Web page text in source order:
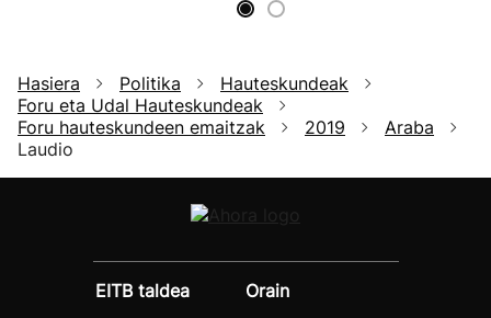
Hasiera Politika
Hauteskundeak
Foru eta Udal Hauteskundeak
Foru hauteskundeen emaitzak
2019
Araba
Laudio
EITB taldea
Orain